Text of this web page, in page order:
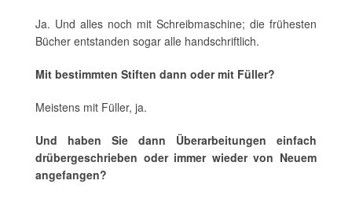
Ja. Und alles noch mit Schreibmaschine; die frühesten
Bücher entstanden sogar alle handschriftlich.
Mit bestimmten Stiften dann oder mit Füller?
Meistens mit Füller, ja.
Und haben Sie dann Überarbeitungen einfach
drübergeschrieben oder immer wieder von Neuem
angefangen?